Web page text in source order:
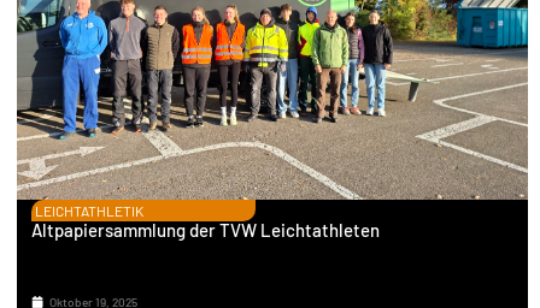
LEICHTATHLETIK
Altpapiersammlung der TVW Leichtathleten
Oktober 19, 2025